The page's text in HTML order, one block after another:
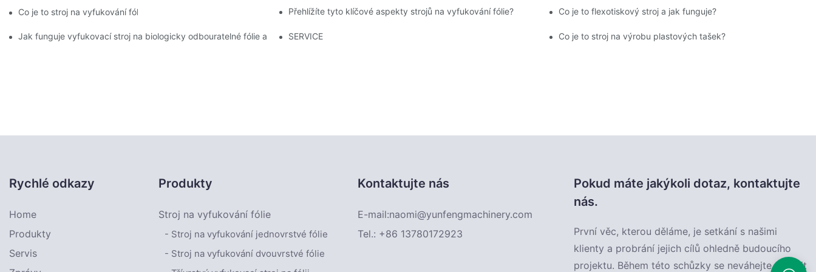
Co je to stroj na vyfukování fólie? Přehlížíte tyto klíčové aspekty strojů na vyfukování fólie? Co je to flexotiskový stroj a jak funguje?
Jak funguje vyfukovací stroj na biologicky odbouratelné fólie a jeho výhody a nevýhody
SERVICE Co je to stroj na výrobu plastových tašek?
Rychlé odkazy
Home
Produkty
Servis
Produkty
Stroj na vyfukování fólie
- Stroj na vyfukování jednovrstvé fólie
- Stroj na vyfukování dvouvrstvé fólie
Kontaktujte nás
E-mail:naomi@yunfengmachinery.com
Tel.: +86 13780172923
Pokud máte jakýkoli dotaz, kontaktujte
nás.
První věc, kterou děláme, je setkání s našimi
klienty a probrání jejich cílů ohledně budoucího
projektu. Během této schůzky se neváhejte podělit